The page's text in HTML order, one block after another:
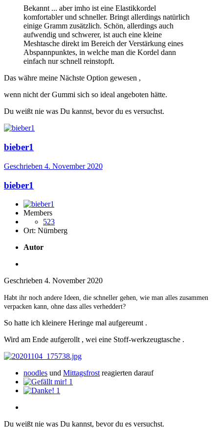
Bekannt ... aber imho ist eine Elastikkordel
komfortabler und schneller. Bringt allerdings natürlich
einige Gramm zusätzlich. Schön, allerdings auch
aufwendig und schwerer, ist auch eine kleine
Meshtasche direkt im Bereich der Verstärkung eines
Abspannpunktes, in welche man die Kordel dann
einfach nur schnell reinstopft.
Das währe meine Nächste Option gewesen ,
wenn nicht der Gummi sich so ideal angeboten hätte.
Du weißt nie was Du kannst, bevor du es versuchst.
bieber1
Geschrieben 4. November 2020
bieber1
Members
523
Ort: Nürnberg
Autor
Geschrieben 4. November 2020
Habt ihr noch andere Ideen, die schneller gehen, wie man alles zusammen
verpacken kann, ohne dass alles verheddert?
So hatte ich kleinere Heringe mal aufgereumt .
Wird am Ende aufgerollt , wei eine Stoff-werkzeugtasche .
noodles und Mittagsfrost reagierten darauf
1
1
Du weißt nie was Du kannst, bevor du es versuchst.